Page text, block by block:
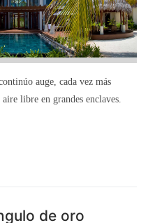
auge, cada vez más
libre en grandes enclaves.
de oro